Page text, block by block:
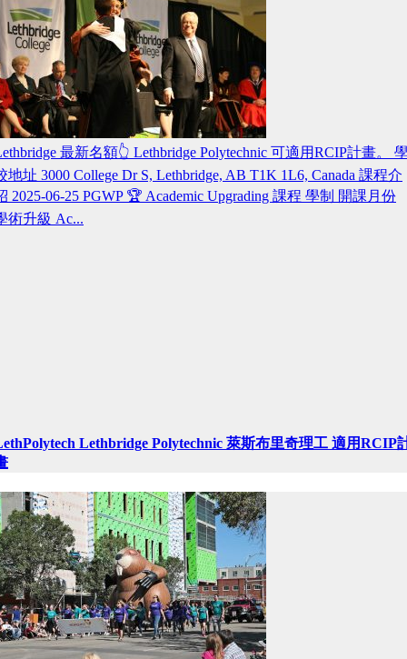
最新名額👆 Lethbridge Polytechnic 可適用RCIP計畫。
地址 3000 College Dr S, Lethbridge, AB T1K 1L6, Canada 課程介
2025-06-25 PGWP 🏆 Academic Upgrading 課程 學制 開課月份
術升級 Ac...
Lethbridge Polytechnic 萊斯布里奇理工 適用RCIP